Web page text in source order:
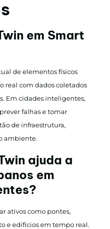
em Smart
de elementos físicos
real com dados coletados
Em cidades inteligentes,
falhas e tomar
de infraestrutura,
ambiente.
ajuda a
em
ativos como pontes,
e edifícios em tempo real.